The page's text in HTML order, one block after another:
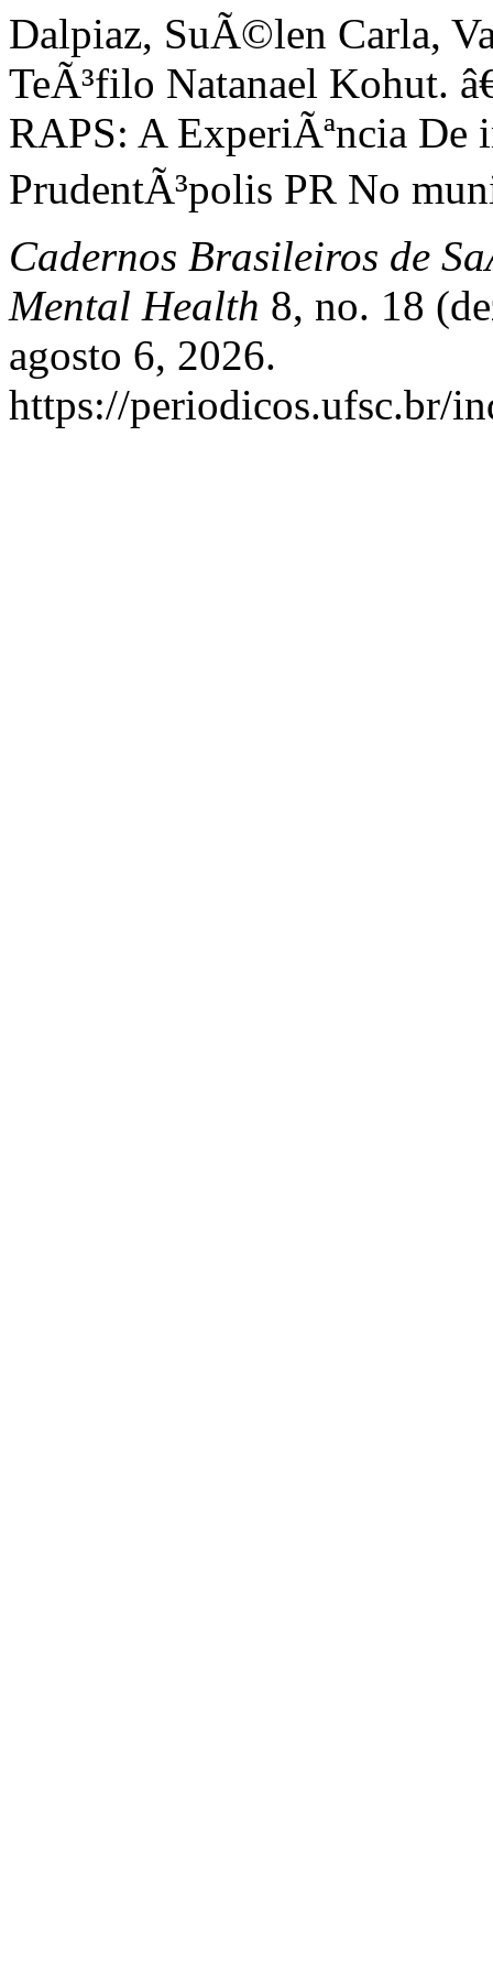
Dalpiaz, SuÃ©len Carla,
TeÃ³filo Natanael Kohut.
RAPS: A ExperiÃªncia
PrudentÃ³polis PR No
Cadernos Brasileiros de
Mental Health 8, no. 18
agosto 6, 2026.
https://periodicos.ufsc.br/